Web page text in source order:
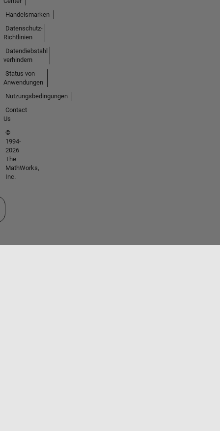
Handelsmarken
Datenschutz-
Richtlinien
Datendiebstahl
verhindern
Status von
Anwendungen
Nutzungsbedingungen
Contact
Us
©
1994-
2026
The
MathWorks,
Inc.